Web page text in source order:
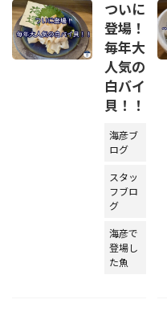
ついに
登場！
毎年大
人気の
白バイ
貝！！
海彦ブ
ログ
スタッ
フブロ
グ
海彦で
登場し
た魚